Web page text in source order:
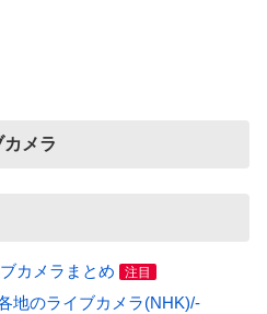
メラ
カメラまとめ 注目
地のライブカメラ(NHK)/-